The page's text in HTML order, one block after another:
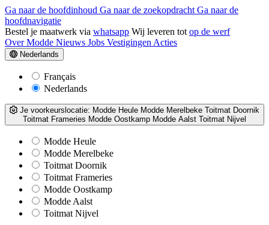
Ga naar de hoofdinhoud Ga naar de zoekopdracht Ga naar de
hoofdnavigatie
Bestel je maatwerk via whatsapp Wij leveren tot op de werf
Over Modde Nieuws Jobs Vestigingen Acties
Nederlands
Français
Nederlands
Je voorkeurslocatie: Modde Heule Modde Merelbeke Toitmat Doornik
Toitmat Frameries Modde Oostkamp Modde Aalst Toitmat Nijvel
Modde Heule
Modde Merelbeke
Toitmat Doornik
Toitmat Frameries
Modde Oostkamp
Modde Aalst
Toitmat Nijvel